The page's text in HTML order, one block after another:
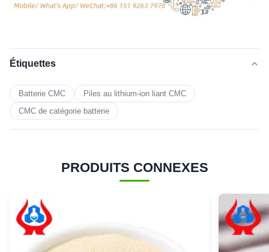
Étiquettes
Batterie CMC
Piles au lithium-ion liant CMC
CMC de catégorie batterie
PRODUITS CONNEXES